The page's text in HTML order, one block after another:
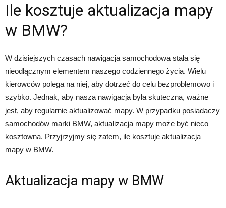
Ile kosztuje aktualizacja mapy
w BMW?
W dzisiejszych czasach nawigacja samochodowa stała się
nieodłącznym elementem naszego codziennego życia. Wielu
kierowców polega na niej, aby dotrzeć do celu bezproblemowo i
szybko. Jednak, aby nasza nawigacja była skuteczna, ważne
jest, aby regularnie aktualizować mapy. W przypadku posiadaczy
samochodów marki BMW, aktualizacja mapy może być nieco
kosztowna. Przyjrzyjmy się zatem, ile kosztuje aktualizacja
mapy w BMW.
Aktualizacja mapy w BMW